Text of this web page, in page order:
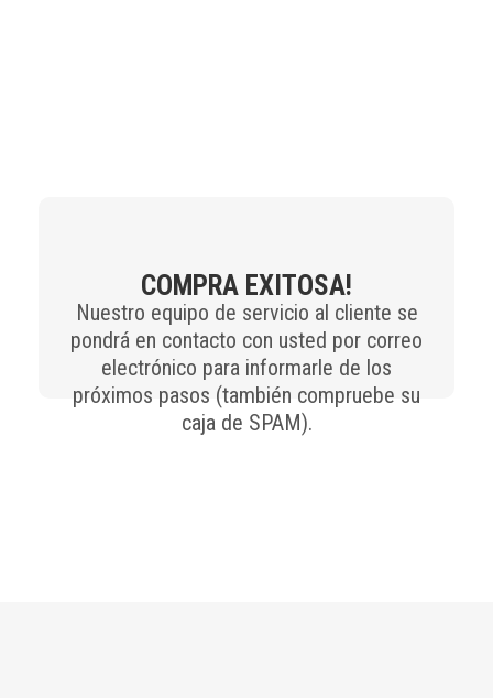
COMPRA EXITOSA!
Nuestro equipo de servicio al cliente se
pondrá en contacto con usted por correo
electrónico para informarle de los
próximos pasos (también compruebe su
caja de SPAM).